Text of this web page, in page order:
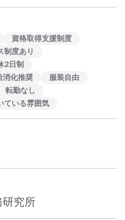
資格取得支援制度
制度あり
2日制
消化推奨
服装自由
転勤なし
ている雰囲気
究所